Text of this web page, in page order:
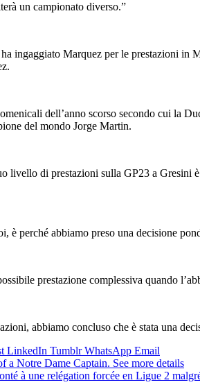
un campionato diverso.”
ingaggiato Marquez per le prestazioni in
dell’anno scorso secondo cui la
del mondo Jorge Martin.
livello di prestazioni sulla GP23 a Gresini
è perché abbiamo preso una decisione
prestazione complessiva quando
abbiamo concluso che è stata una
LinkedIn Tumblr WhatsApp Email
a Notre Dame Captain. See more details
à une relégation forcée en Ligue 2